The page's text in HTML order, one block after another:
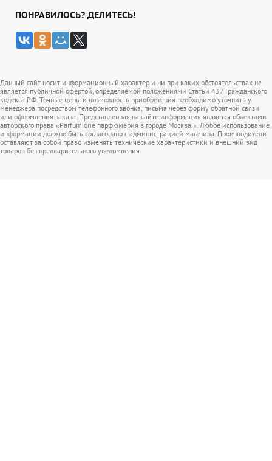
ПОНРАВИЛОСЬ? ДЕЛИТЕСЬ!
Данный сайт носит информационный характер и ни при каких обстоятельствах не
является публичной офертой, определяемой положениями Статьи 437 Гражданского
кодекса РФ. Точные цены и возможность приобретения необходимо уточнить у
менеджера посредством телефонного звонка, письма через форму обратной связи
или оформления заказа. Представленная на сайте информация является объектами
авторского права «Parfum.one парфюмерия в городе Москва.». Любое использование
информации должно быть согласовано с администрацией магазина. Производители
оставляют за собой право изменять технические характеристики и внешний вид
товаров без предварительного уведомления.